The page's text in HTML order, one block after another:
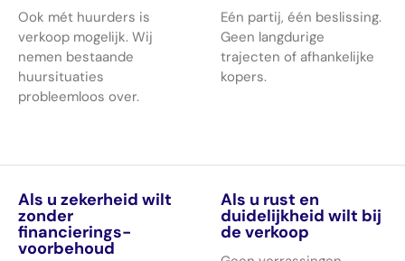
Ook mét huurders is
verkoop mogelijk. Wij
nemen bestaande
huursituaties
probleemloos over.
Eén partij, één beslissing.
Geen langdurige
trajecten of afhankelijke
kopers.
Als u zekerheid wilt
zonder
financierings-
voorbehoud
Als u rust en
duidelijkheid wilt bij
de verkoop